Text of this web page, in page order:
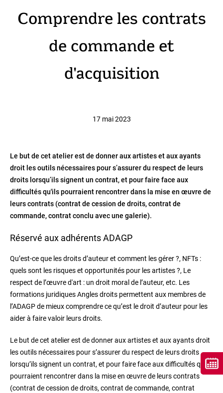
Comprendre les contrats
de commande et
d'acquisition
17 mai 2023
Le but de cet atelier est de donner aux artistes et aux ayants
droit les outils nécessaires pour s’assurer du respect de leurs
droits lorsqu’ils signent un contrat, et pour faire face aux
difficultés qu'ils pourraient rencontrer dans la mise en œuvre de
leurs contrats (contrat de cession de droits, contrat de
commande, contrat conclu avec une galerie).
Réservé aux adhérents ADAGP
Qu’est-ce que les droits d’auteur et comment les gérer ?, NFTs :
quels sont les risques et opportunités pour les artistes ?, Le
respect de l’œuvre d'art : un droit moral de l’auteur, etc. Les
formations juridiques Angles droits permettent aux membres de
l’ADAGP de mieux comprendre ce qu’est le droit d’auteur pour les
aider à faire valoir leurs droits.
Le but de cet atelier est de donner aux artistes et aux ayants droit
les outils nécessaires pour s’assurer du respect de leurs droits
lorsqu’ils signent un contrat, et pour faire face aux difficultés qu'ils
pourraient rencontrer dans la mise en œuvre de leurs contrats
(contrat de cession de droits, contrat de commande, contrat